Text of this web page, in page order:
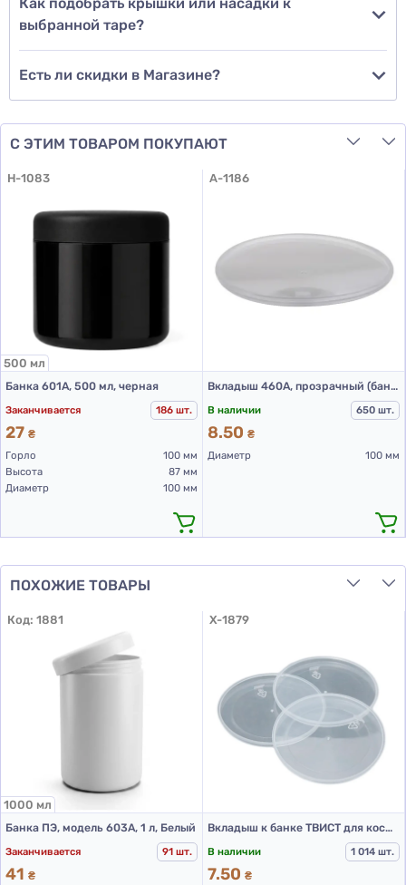
выбранной таре?
Есть ли скидки в Магазине?
С ЭТИМ ТОВАРОМ ПОКУПАЮТ
H-1083
500 мл
Банка 601А, 500 мл, черная
Заканчивается
186 шт.
27 ₴
Горло
100 мм
Высота
87 мм
Диаметр
100 мм
A-1186
Вкладыш 460А, прозрачный (банка 601А 500 мл и 300 мл)
В наличии
650 шт.
8.50 ₴
Диаметр
100 мм
ПОХОЖИЕ ТОВАРЫ
Код: 1881
1000 мл
Банка ПЭ, модель 603А, 1 л, Белый
Заканчивается
91 шт.
41 ₴
X-1879
Вкладыш к банке ТВИСТ для косметических средств, прозрачный, ПП
В наличии
1 014 шт.
7.50 ₴